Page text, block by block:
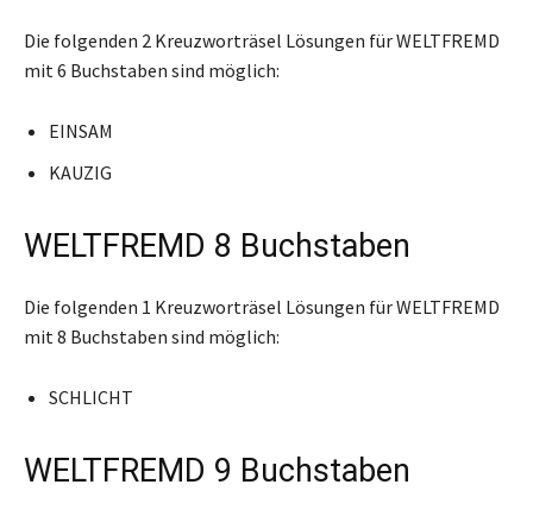
Die folgenden 2 Kreuzworträsel Lösungen für WELTFREMD
mit 6 Buchstaben sind möglich:
EINSAM
KAUZIG
WELTFREMD 8 Buchstaben
Die folgenden 1 Kreuzworträsel Lösungen für WELTFREMD
mit 8 Buchstaben sind möglich:
SCHLICHT
WELTFREMD 9 Buchstaben